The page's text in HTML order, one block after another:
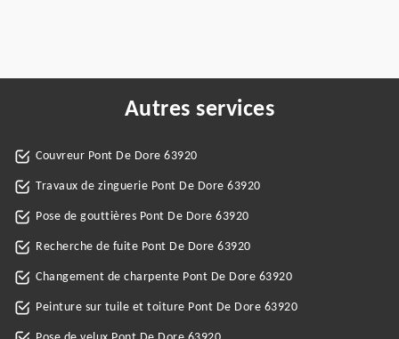
Autres services
Couvreur Pont De Dore 63920
Travaux de zinguerie Pont De Dore 63920
Pose de gouttières Pont De Dore 63920
Recherche de fuite Pont De Dore 63920
Changement de charpente Pont De Dore 63920
Peinture sur tuile et toiture Pont De Dore 63920